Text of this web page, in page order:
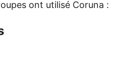
ont utilisé Coruna :